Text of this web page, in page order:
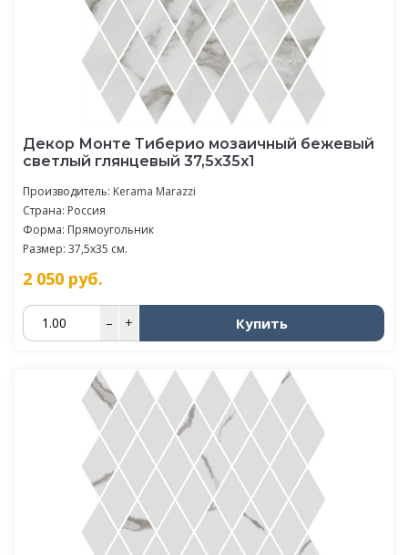
Декор Монте Тиберио мозаичный бежевый
светлый глянцевый 37,5x35x1
Производитель: Kerama Marazzi
Страна: Россия
Форма: Прямоугольник
Размер: 37,5x35 см.
2 050 руб.
– + Купить